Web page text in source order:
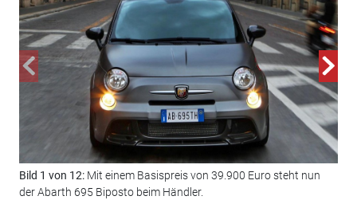
Bild 1 von 12: Mit einem Basispreis von 39.900 Euro steht nun
der Abarth 695 Biposto beim Händler.